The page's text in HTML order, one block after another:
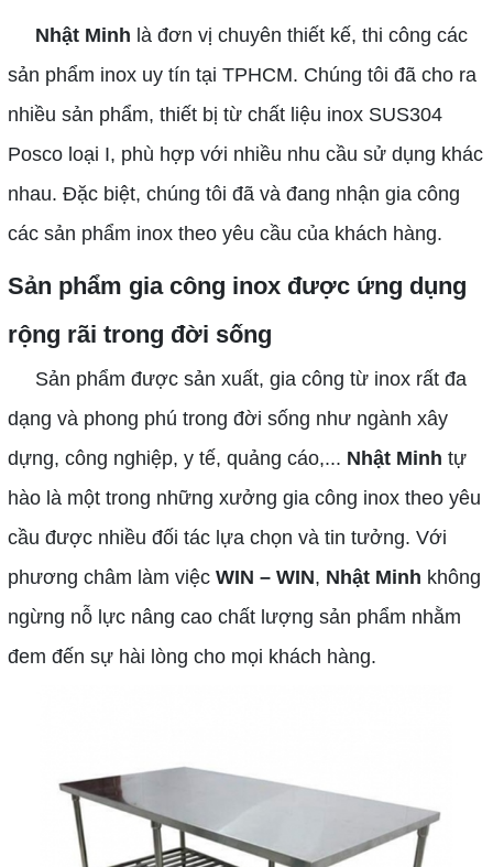
Nhật Minh là đơn vị chuyên thiết kế, thi công các
sản phẩm inox uy tín tại TPHCM. Chúng tôi đã cho ra
nhiều sản phẩm, thiết bị từ chất liệu inox SUS304
Posco loại I, phù hợp với nhiều nhu cầu sử dụng khác
nhau. Đặc biệt, chúng tôi đã và đang nhận gia công
các sản phẩm inox theo yêu cầu của khách hàng.
Sản phẩm gia công inox được ứng dụng
rộng rãi trong đời sống
Sản phẩm được sản xuất, gia công từ inox rất đa
dạng và phong phú trong đời sống như ngành xây
dựng, công nghiệp, y tế, quảng cáo,... Nhật Minh tự
hào là một trong những xưởng gia công inox theo yêu
cầu được nhiều đối tác lựa chọn và tin tưởng. Với
phương châm làm việc WIN – WIN, Nhật Minh không
ngừng nỗ lực nâng cao chất lượng sản phẩm nhằm
đem đến sự hài lòng cho mọi khách hàng.